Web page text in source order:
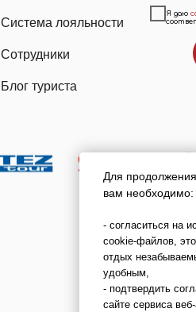
Система лояльности
Сотрудники
Блог туриста
Я даю
Мы
Для
вам необходимо:
- согласиться на
cookie-файлов,
отдых
удобным,
- подтвердить
сайте сервиса